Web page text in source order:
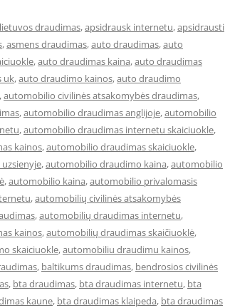
draudimas,apsidrausk internetu,apsidrausti
,asmens draudimas,auto draudimas,auto
,auto draudimas kaina,auto draudimas
uk,auto draudimo kainos,auto draudimo
,automobilio civilinės atsakomybės draudimas,
,automobilio draudimas anglijoje,automobilio
,automobilio draudimas internetu skaiciuokle,
kainos,automobilio draudimas skaiciuokle,
,automobilio draudimo kaina,automobilio
,automobilio kaina,automobilio privalomasis
,automobilių civilinės atsakomybės
,automobilių draudimas internetu,
kainos,automobilių draudimas skaičiuoklė,
skaiciuokle,automobiliu draudimu kainos,
, baltikums draudimas, bendrosios civilinės
, bta draudimas, bta draudimas internetu, bta
kaune, bta draudimas klaipeda, bta draudimas